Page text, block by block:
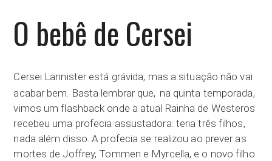
O bebê de Cersei
Cersei Lannister está grávida, mas a situação não vai
acabar bem. Basta lembrar que, na quinta temporada,
vimos um flashback onde a atual Rainha de Westeros
recebeu uma profecia assustadora: teria três filhos,
nada além disso. A profecia se realizou ao prever as
mortes de Joffrey, Tommen e Myrcella, e o novo filho